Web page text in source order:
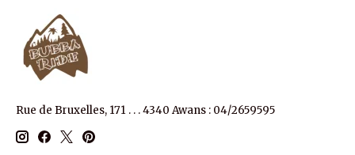
Rue de Bruxelles, 171 . . . 4340 Awans : 04/2659595